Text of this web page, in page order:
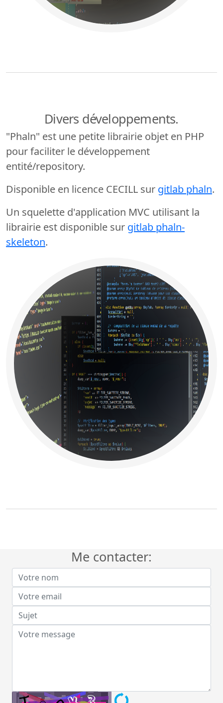
Divers développements.
"Phaln" est une petite librairie objet en PHP
pour faciliter le développement
entité/repository.
Disponible en licence CECILL sur gitlab phaln.
Un squelette d'application MVC utilisant la
librairie est disponible sur gitlab phaln-
skeleton.
Me contacter: